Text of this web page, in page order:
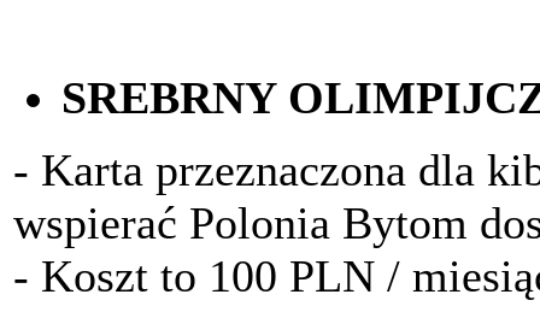
SREBRNY
- Karta przeznaczona dla
wspierać Polonia Bytom
- Koszt to 100 PLN /